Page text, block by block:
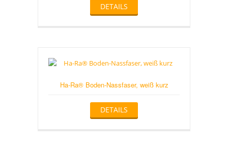
DETAILS
Ha-Ra® Boden-Nassfaser, weiß kurz
DETAILS